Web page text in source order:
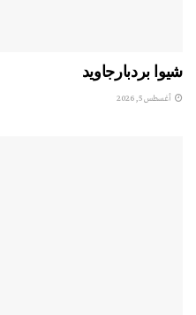
شيوا بردبارجاويد
أغسطس 5, 2026